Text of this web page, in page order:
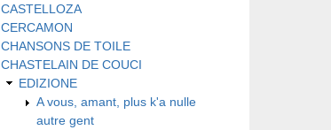
CASTELLOZA
CERCAMON
CHANSONS DE TOILE
CHASTELAIN DE COUCI
EDIZIONE
A vous, amant, plus k'a nulle
autre gent